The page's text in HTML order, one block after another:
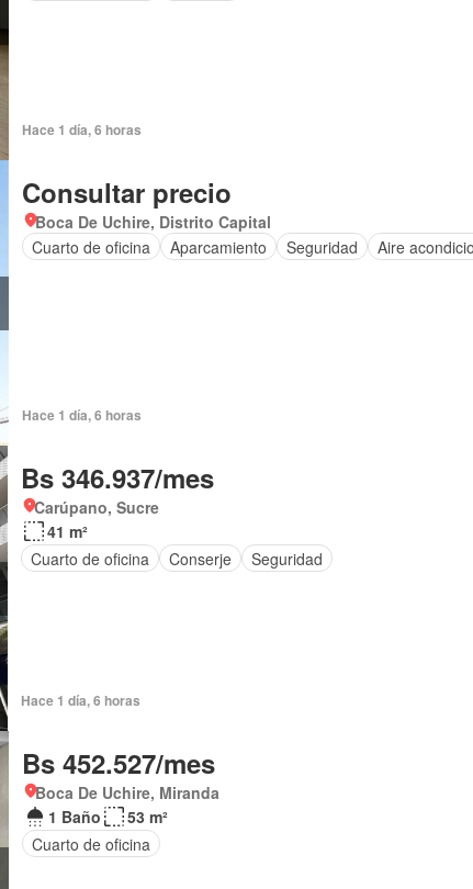
Hace 1 día, 6 horas
Consultar precio
Boca De Uchire, Distrito Capital
Cuarto de oficina
Aparcamiento Seguridad Aire
Hace 1 día, 6 horas
Bs 346.937/mes
Carúpano, Sucre
41 m²
Cuarto de oficina
Conserje Seguridad
Hace 1 día, 6 horas
Bs 452.527/mes
Boca De Uchire, Miranda
1 Baño
53 m²
Cuarto de oficina